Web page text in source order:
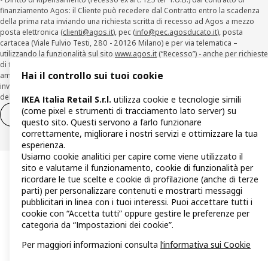
finanziamento Agos: il Cliente può recedere dal Contratto entro la scadenza
della prima rata inviando una richiesta scritta di recesso ad Agos a mezzo
posta elettronica (clienti@agos.it), pec (info@pec.agosducato.it), posta
cartacea (Viale Fulvio Testi, 280 - 20126 Milano) e per via telematica –
utilizzando la funzionalità sul sito www.agos.it (“Recesso”) - anche per richieste
di finanziamento effettuate con canali a distanza. In caso di pre-
ammortamento, la comunicazione di recesso da parte del Cliente deve essere
inviata, con le modalità di cui sopra entro 30 giorni dalla data di accettazione
della richiesta di finanziamento.
Diritto di recesso
Diritto di recesso per i servizi
Hai il controllo sui tuoi cookie
IKEA Italia Retail S.r.l. utilizza cookie e tecnologie simili
(come pixel e strumenti di tracciamento lato server) su
questo sito. Questi servono a farlo funzionare
correttamente, migliorare i nostri servizi e ottimizzare la tua
esperienza.
Usiamo cookie analitici per capire come viene utilizzato il
sito e valutarne il funzionamento, cookie di funzionalità per
ricordare le tue scelte e cookie di profilazione (anche di terze
parti) per personalizzare contenuti e mostrarti messaggi
pubblicitari in linea con i tuoi interessi. Puoi accettare tutti i
cookie con “Accetta tutti” oppure gestire le preferenze per
categoria da “Impostazioni dei cookie”.
Per maggiori informazioni consulta l’informativa sui Cookie